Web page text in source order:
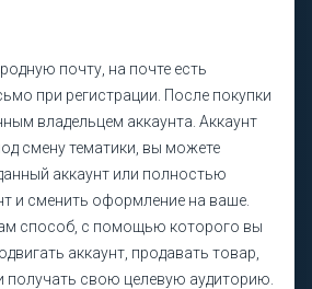
почту, на почте есть
при регистрации. После покупки
владельцем аккаунта. Аккаунт
смену тематики, вы можете
аккаунт или полностью
и сменить оформление на ваше.
способ, с помощью которого вы
аккаунт, продавать товар,
получать свою целевую аудиторию.